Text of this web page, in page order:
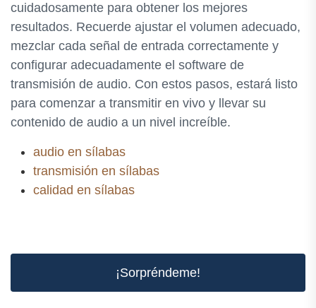
cuidadosamente para obtener los mejores
resultados. Recuerde ajustar el volumen adecuado,
mezclar cada señal de entrada correctamente y
configurar adecuadamente el software de
transmisión de audio. Con estos pasos, estará listo
para comenzar a transmitir en vivo y llevar su
contenido de audio a un nivel increíble.
audio en sílabas
transmisión en sílabas
calidad en sílabas
¡Sorpréndeme!